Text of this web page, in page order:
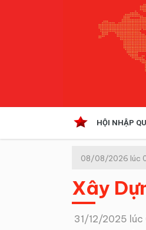
HỘI NHẬP
Kinh tế hội nhập
Doanh nghiệp
08/08/2026 lúc
Xây
31/12/2025